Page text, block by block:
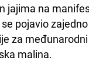
jajima na
pojavio
za
malina.